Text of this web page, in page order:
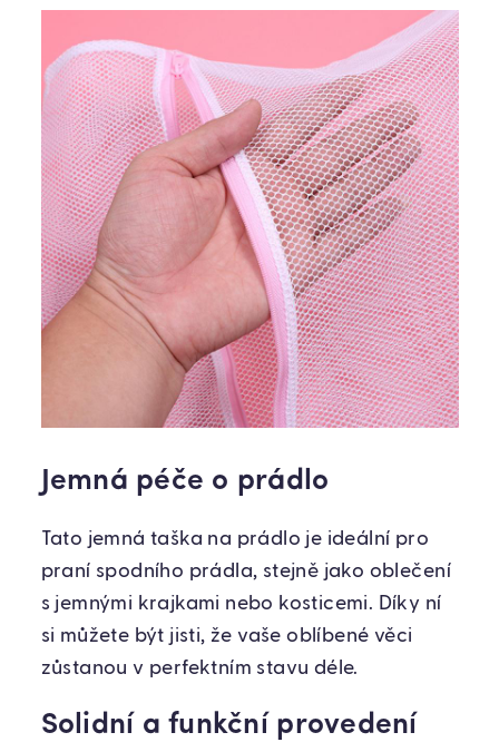
Jemná péče o prádlo
Tato jemná taška na prádlo je ideální pro
praní spodního prádla, stejně jako oblečení
s jemnými krajkami nebo kosticemi. Díky ní
si můžete být jisti, že vaše oblíbené věci
zůstanou v perfektním stavu déle.
Solidní a funkční provedení